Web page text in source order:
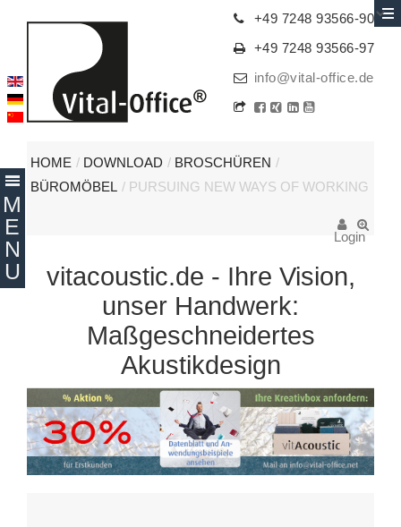
+49 7248 93566-90
+49 7248 93566-97
info@vital-office.de
HOME / DOWNLOAD / BROSCHÜREN /
BÜROMÖBEL / PURSUING NEW WAYS OF WORKING
Login
vitacoustic.de - Ihre Vision,
unser Handwerk:
Maßgeschneidertes
Akustikdesign